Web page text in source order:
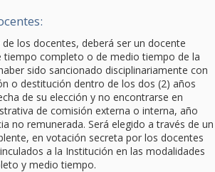
los docentes, deberá ser un docente
tiempo completo o de medio tiempo de la
sido sancionado disciplinariamente con
o destitución dentro de los dos (2) años
de su elección y no encontrarse en
de comisión externa o interna, año
no remunerada. Será elegido a través de un
en votación secreta por los docentes
a la Institución en las modalidades
y medio tiempo.